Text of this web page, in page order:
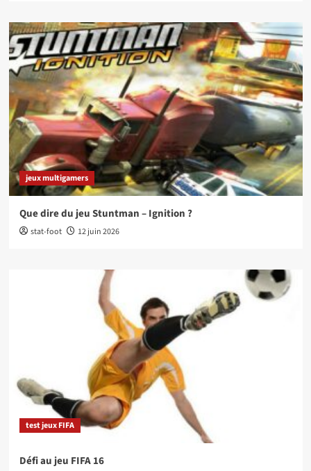
jeux multigamers
Que dire du jeu Stuntman – Ignition ?
stat-foot 12 juin 2026
test jeux FIFA
Défi au jeu FIFA 16